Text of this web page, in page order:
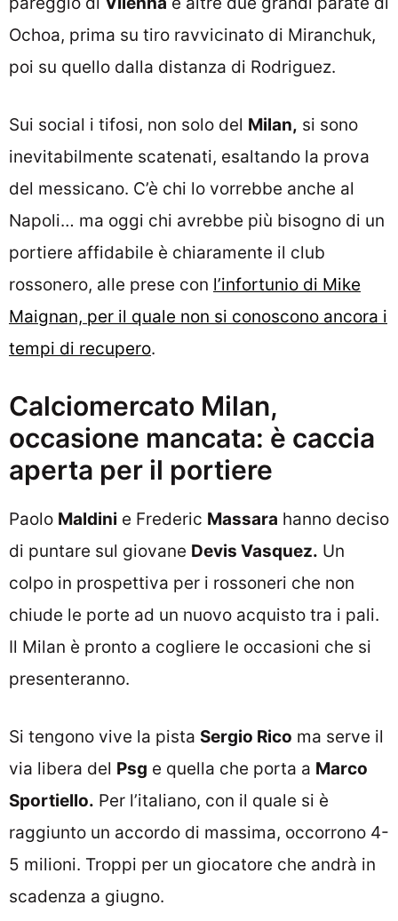
Ochoa, prima su tiro ravvicinato di Miranchuk,
poi su quello dalla distanza di Rodriguez.
Sui social i tifosi, non solo del Milan, si sono
inevitabilmente scatenati, esaltando la prova
del messicano. C’è chi lo vorrebbe anche al
Napoli… ma oggi chi avrebbe più bisogno di un
portiere affidabile è chiaramente il club
rossonero, alle prese con l’infortunio di Mike
Maignan, per il quale non si conoscono ancora i
tempi di recupero.
Calciomercato Milan,
occasione mancata: è caccia
aperta per il portiere
Paolo Maldini e Frederic Massara hanno deciso
di puntare sul giovane Devis Vasquez. Un
colpo in prospettiva per i rossoneri che non
chiude le porte ad un nuovo acquisto tra i pali.
Il Milan è pronto a cogliere le occasioni che si
presenteranno.
Si tengono vive la pista Sergio Rico ma serve il
via libera del Psg e quella che porta a Marco
Sportiello. Per l’italiano, con il quale si è
raggiunto un accordo di massima, occorrono 4-
5 milioni. Troppi per un giocatore che andrà in
scadenza a giugno.